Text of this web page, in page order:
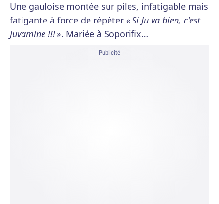
Une gauloise montée sur piles, infatigable mais
fatigante à force de répéter « Si Ju va bien, c'est
Juvamine !!! ». Mariée à Soporifix…
Publicité